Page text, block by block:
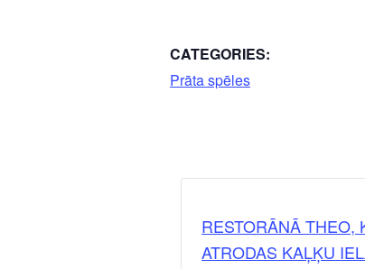
CATEGORIES:
Prāta spēles
RESTORĀNĀ THEO,
ATRODAS KAĻĶU